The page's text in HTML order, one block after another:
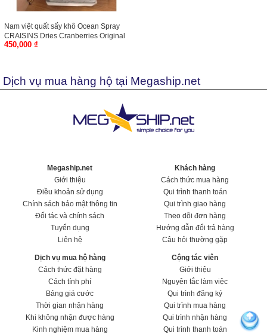
Nam việt quất sấy khô Ocean Spray
CRAISINS Dries Cranberries Original
450,000 ₫
Dịch vụ mua hàng hộ tại Megaship.net
Megaship.net
Giới thiệu
Điều khoản sử dụng
Chính sách bảo mật thông tin
Đối tác và chính sách
Tuyển dụng
Liên hệ
Khách hàng
Cách thức mua hàng
Qui trình thanh toán
Qui trình giao hàng
Theo dõi đơn hàng
Hướng dẫn đổi trả hàng
Câu hỏi thường gặp
Dịch vụ mua hộ hàng
Cách thức đặt hàng
Cách tính phí
Bảng giá cước
Thời gian nhận hàng
Khi không nhận được hàng
Kinh nghiệm mua hàng
Cộng tác viên
Giới thiệu
Nguyên tắc làm việc
Qui trình đăng ký
Qui trình mua hàng
Qui trình nhận hàng
Qui trình thanh toán